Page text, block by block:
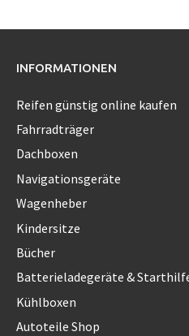
INFORMATIONEN
Reifen günstig online kaufen
Fahrradträger
Dachboxen
Navigationsgeräte
Wagenheber
Kindersitze
Bücher
Batterieladegeräte &
Kühlboxen
Autoteile Shop